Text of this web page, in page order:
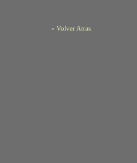
« Volver Atras